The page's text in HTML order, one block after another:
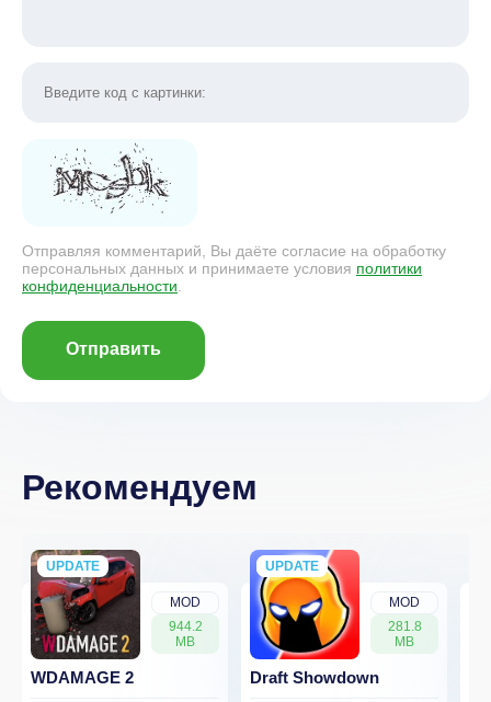
Отправляя комментарий, Вы даёте согласие на обработку
персональных данных и принимаете условия политики
конфиденциальности.
Отправить
Рекомендуем
MOD
944.2
MB
UPDATE
NEW
WDAMAGE 2
MOD
281.8
MB
UPDATE
NEW
Draft Showdown